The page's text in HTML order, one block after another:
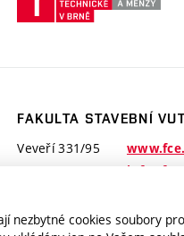
FAKULTA STAVEBNÍ
Veveří 331/95
nezbytné cookies soubory